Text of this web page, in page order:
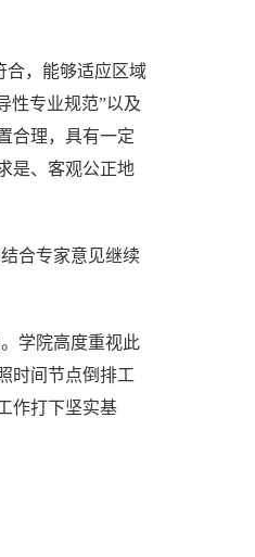
合，能够适应区域
性专业规范”以及
合理，具有一定
是、客观公正地
合专家意见继续
学院高度重视此
时间节点倒排工
作打下坚实基